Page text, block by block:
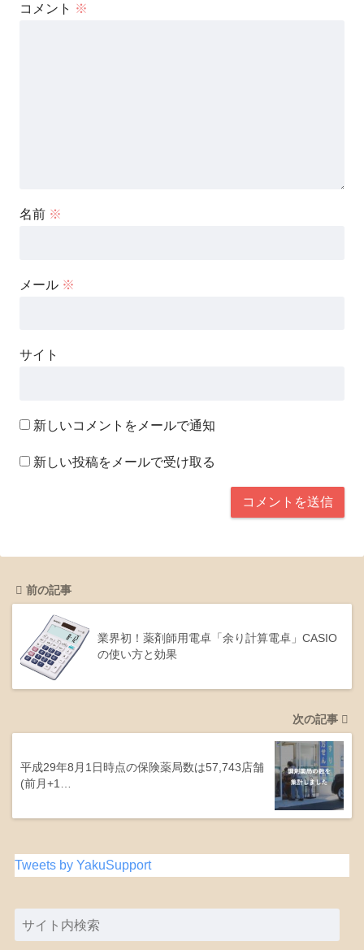
コメント ※
名前 ※
メール ※
サイト
新しいコメントをメールで通知
新しい投稿をメールで受け取る
前の記事
業界初！薬剤師用電卓「余り計算電卓」CASIO
の使い方と効果
次の記事
平成29年8月1日時点の保険薬局数は57,743店舗
(前月+1…
Tweets by YakuSupport